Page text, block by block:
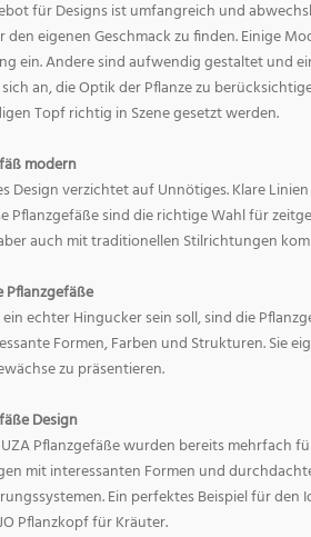
für Designs ist umfangreich und
den eigenen Geschmack zu finden. Einige
ein. Andere sind aufwendig gestaltet und
an, die Optik der Pflanze zu
Topf richtig in Szene gesetzt werden.
modern
Design verzichtet auf Unnötiges. Klare
Pflanzgefäße sind die richtige Wahl für
auch mit traditionellen Stilrichtungen
Pflanzgefäße
echter Hingucker sein soll, sind die
Formen, Farben und Strukturen. Sie
zu präsentieren.
Design
Pflanzgefäße wurden bereits mehrfach
mit interessanten Formen und
Ein perfektes Beispiel für
Pflanzkopf für Kräuter.